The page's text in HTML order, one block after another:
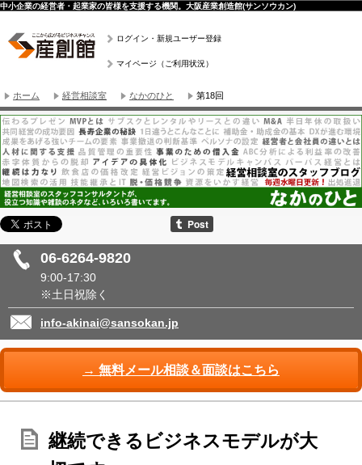
中小企業の経営者・起業家の皆様を支援する機関。大阪産業創造館(サンソウカン)
ログイン・新規ユーザー登録
マイページ（ご利用状況）
ホーム 経営相談室 なかのひと 第18回
06-6264-9820
9:00-17:30
※土日祝除く
info-akinai@sansokan.jp
→ 無料メール相談＆面談はこちら
継続できるビジネスモデルが大